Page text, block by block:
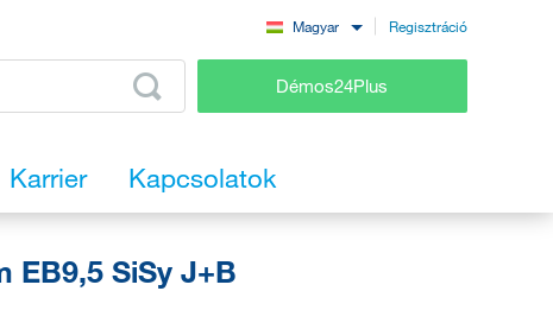
Magyar Regisztráció
Démos24Plus
Karrier Kapcsolatok
EB9,5 SiSy J+B